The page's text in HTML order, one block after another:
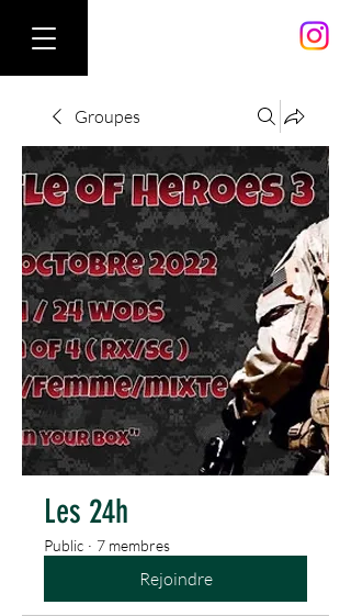
Groupes
Les 24h
Public · 7 membres
Rejoindre